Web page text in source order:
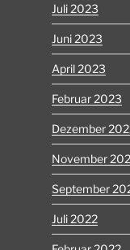
Juli 2023
Juni 2023
April 2023
Februar 2023
Dezember
November
September
Juli 2022